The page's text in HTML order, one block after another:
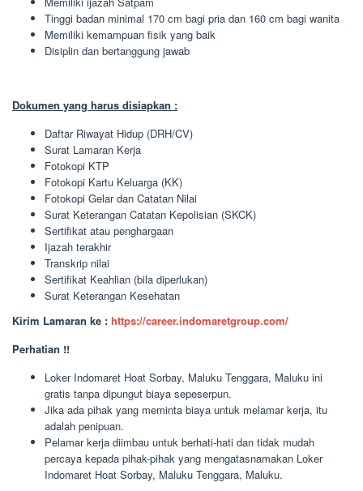
Tinggi badan minimal 170 cm bagi pria dan 160 cm bagi wanita
Memiliki kemampuan fisik yang baik
Disiplin dan bertanggung jawab
Dokumen yang harus disiapkan :
Daftar Riwayat Hidup (DRH/CV)
Surat Lamaran Kerja
Fotokopi KTP
Fotokopi Kartu Keluarga (KK)
Fotokopi Gelar dan Catatan Nilai
Surat Keterangan Catatan Kepolisian (SKCK)
Sertifikat atau penghargaan
Ijazah terakhir
Transkrip nilai
Sertifikat Keahlian (bila diperlukan)
Surat Keterangan Kesehatan
Kirim Lamaran ke : https://career.indomaretgroup.com/
Perhatian !!
Loker Indomaret Hoat Sorbay, Maluku Tenggara, Maluku ini
gratis tanpa dipungut biaya sepeserpun.
Jika ada pihak yang meminta biaya untuk melamar kerja, itu
adalah penipuan.
Pelamar kerja diimbau untuk berhati-hati dan tidak mudah
percaya kepada pihak-pihak yang mengatasnamakan Loker
Indomaret Hoat Sorbay, Maluku Tenggara, Maluku.